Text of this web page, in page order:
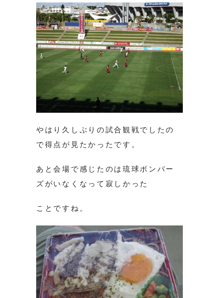
やはり久しぶりの試合観戦でしたの
で得点が見たかったです。
あと会場で感じたのは琉球ボンバー
ズがいなくなって寂しかった
ことですね。